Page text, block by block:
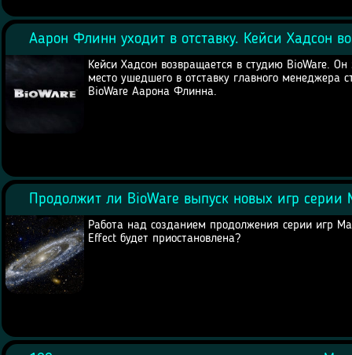
Аарон Флинн уходит в отставку. Кейси Хадсон
Кейси Хадсон возвращается в студию BioWare. Он
место ушедшего в отставку главного менеджера
BioWare Аарона Флинна.
Продолжит ли BioWare выпуск новых игр серии
Работа над созданием продолжения серии игр
Effect будет приостановлена?